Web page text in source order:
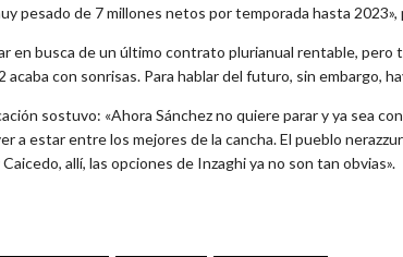
pesado de 7 millones netos por temporada hasta
en busca de un último contrato plurianual rentable, pero
con sonrisas. Para hablar del futuro, sin embargo,
sostuvo: «Ahora Sánchez no quiere parar y ya sea
a estar entre los mejores de la cancha. El pueblo
allí, las opciones de Inzaghi ya no son tan obvias».